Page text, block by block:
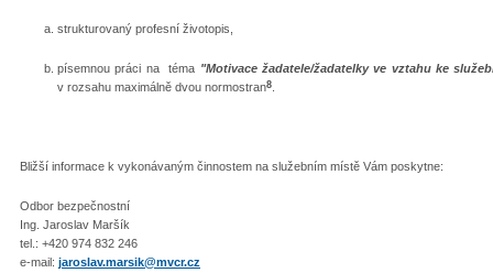
strukturovaný profesní životopis,
písemnou práci na téma "Motivace žadatele/žadatelky ve vztahu ke
v rozsahu maximálně dvou normostran8
Bližší informace k vykonávaným činnostem na služebním místě Vám poskytne:
Odbor bezpečnostní
Ing. Jaroslav Maršík
tel.: +420 974 832 246
e-mail: jaroslav.marsik@mvcr.cz